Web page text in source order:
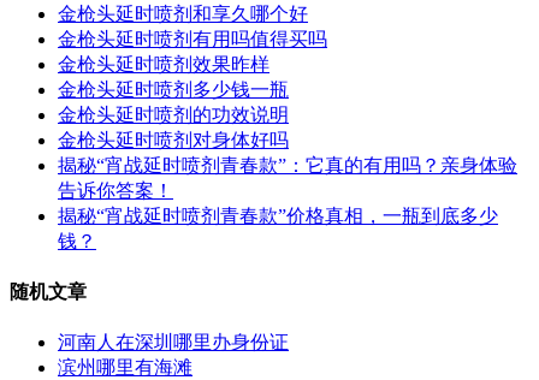
金枪头延时喷剂和享久哪个好
金枪头延时喷剂有用吗值得买吗
金枪头延时喷剂效果昨样
金枪头延时喷剂多少钱一瓶
金枪头延时喷剂的功效说明
金枪头延时喷剂对身体好吗
揭秘“宵战延时喷剂青春款”：它真的有用吗？亲身体验
告诉你答案！
揭秘“宵战延时喷剂青春款”价格真相，一瓶到底多少
钱？
随机文章
河南人在深圳哪里办身份证
滨州哪里有海滩